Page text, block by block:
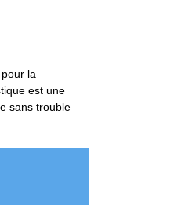
la
est une
sans trouble